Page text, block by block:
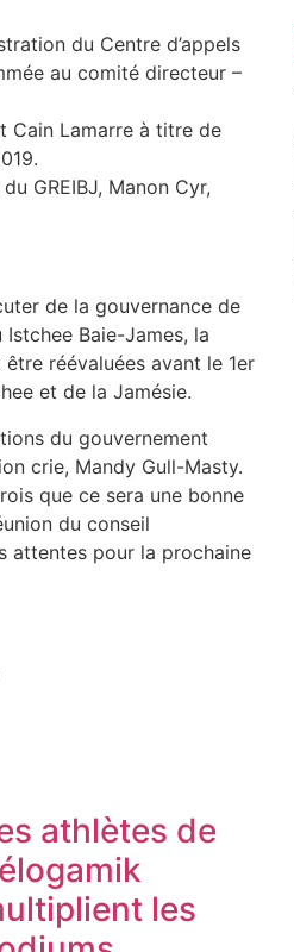
du Centre d’appels
au comité directeur –
Cain Lamarre à titre de
GREIBJ, Manon Cyr,
de la gouvernance de
Baie-James, la
réévaluées avant le 1er
et de la Jamésie.
du gouvernement
crie, Mandy Gull-Masty.
que ce sera une bonne
du conseil
attentes pour la prochaine
athlètes de
les